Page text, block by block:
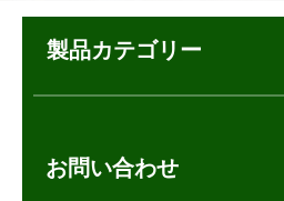
製品カテゴリー
お問い合わせ